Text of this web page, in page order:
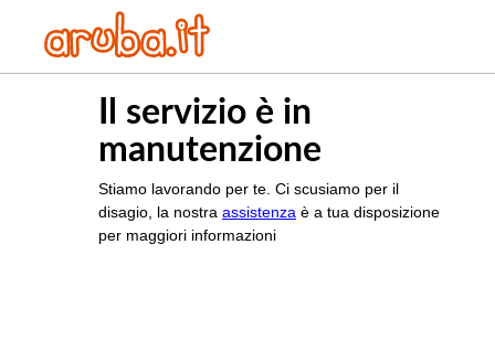
Il servizio è in
manutenzione
Stiamo lavorando per te. Ci scusiamo per il
disagio, la nostra assistenza è a tua disposizione
per maggiori informazioni